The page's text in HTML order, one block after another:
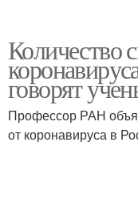
коронавируса
Коронавирус в
Количество
говорят
Профессор РАН
от коронавируса в